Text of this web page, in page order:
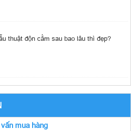
thuật độn cằm sau bao lâu thì đẹp?
mua hàng